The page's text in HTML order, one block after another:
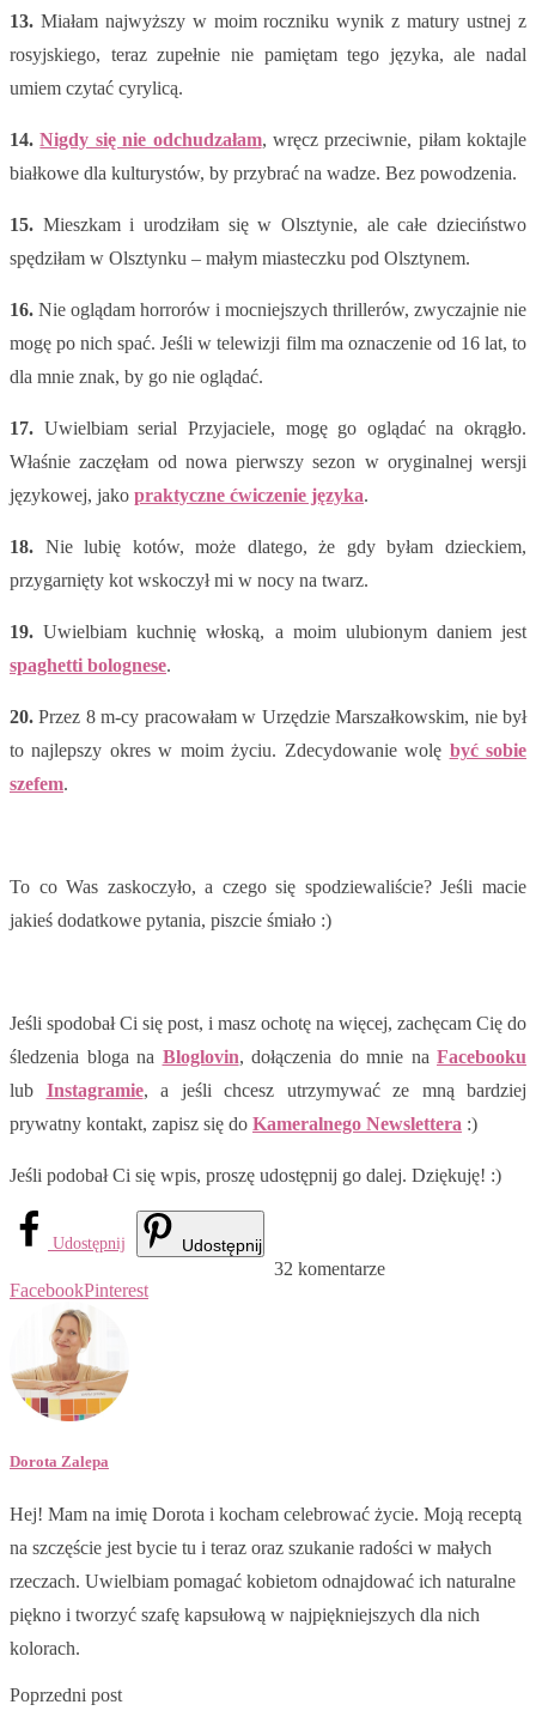
13. Miałam najwyższy w moim roczniku wynik z matury ustnej z
rosyjskiego, teraz zupełnie nie pamiętam tego języka, ale nadal
umiem czytać cyrylicą.
14. Nigdy się nie odchudzałam, wręcz przeciwnie, piłam koktajle
białkowe dla kulturystów, by przybrać na wadze. Bez powodzenia.
15. Mieszkam i urodziłam się w Olsztynie, ale całe dzieciństwo
spędziłam w Olsztynku – małym miasteczku pod Olsztynem.
16. Nie oglądam horrorów i mocniejszych thrillerów, zwyczajnie nie
mogę po nich spać. Jeśli w telewizji film ma oznaczenie od 16 lat, to
dla mnie znak, by go nie oglądać.
17. Uwielbiam serial Przyjaciele, mogę go oglądać na okrągło.
Właśnie zaczęłam od nowa pierwszy sezon w oryginalnej wersji
językowej, jako praktyczne ćwiczenie języka.
18. Nie lubię kotów, może dlatego, że gdy byłam dzieckiem,
przygarnięty kot wskoczył mi w nocy na twarz.
19. Uwielbiam kuchnię włoską, a moim ulubionym daniem jest
spaghetti bolognese.
20. Przez 8 m-cy pracowałam w Urzędzie Marszałkowskim, nie był
to najlepszy okres w moim życiu. Zdecydowanie wolę być sobie
szefem.
To co Was zaskoczyło, a czego się spodziewaliście? Jeśli macie
jakieś dodatkowe pytania, piszcie śmiało :)
Jeśli spodobał Ci się post, i masz ochotę na więcej, zachęcam Cię do
śledzenia bloga na Bloglovin, dołączenia do mnie na Facebooku
lub Instagramie, a jeśli chcesz utrzymywać ze mną bardziej
prywatny kontakt, zapisz się do Kameralnego Newslettera :)
Jeśli podobał Ci się wpis, proszę udostępnij go dalej. Dziękuję! :)
Udostępnij Udostępnij
32 komentarze
FacebookPinterest
Dorota Zalepa
Hej! Mam na imię Dorota i kocham celebrować życie. Moją receptą
na szczęście jest bycie tu i teraz oraz szukanie radości w małych
rzeczach. Uwielbiam pomagać kobietom odnajdować ich naturalne
piękno i tworzyć szafę kapsułową w najpiękniejszych dla nich
kolorach.
Poprzedni post